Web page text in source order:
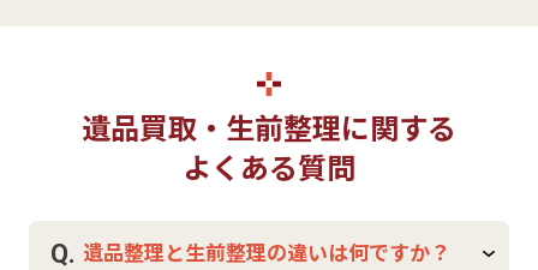
遺品買取・生前整理に関する
よくある質問
Q. 遺品整理と生前整理の違いは何ですか？